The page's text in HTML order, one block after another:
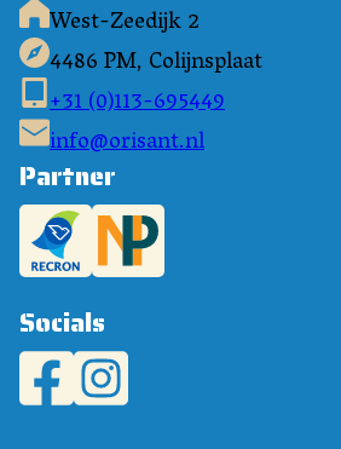
West-Zeedijk 2
4486 PM, Colijnsplaat
+31 (0)113-695449
info@orisant.nl
Partner
Socials